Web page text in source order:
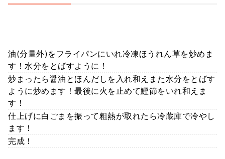
油(分量外)をフライパンにいれ冷凍ほうれん草を炒めま
す！水分をとばすように！
炒まったら醤油とほんだしを入れ和えまた水分をとばす
ように炒めます！最後に火を止めて鰹節をいれ和えま
す！
仕上げに白ごまを振って粗熱が取れたら冷蔵庫で冷やし
ます！
完成！